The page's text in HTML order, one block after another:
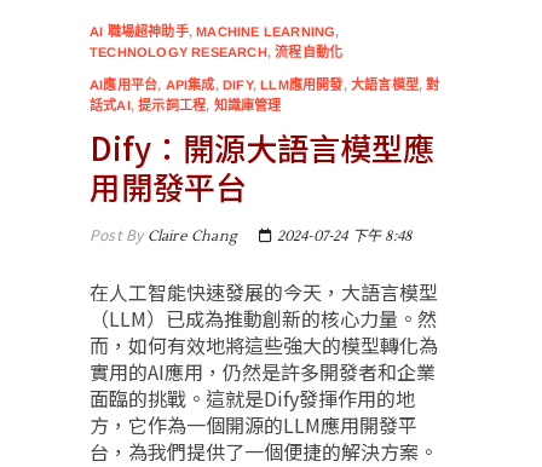
AI 職場超神助手,MACHINE LEARNING,
TECHNOLOGY RESEARCH,流程自動化
AI應用平台, API集成,DIFY,LLM應用開發,大語言模型,對
話式AI,提示詞工程, 知識庫管理
Dify：開源大語言模型應
用開發平台
Post ByClaire Chang 2024-07-24 下午 8:48
在人工智能快速發展的今天，大語言模型
（LLM）已成為推動創新的核心力量。然
而，如何有效地將這些強大的模型轉化為
實用的AI應用，仍然是許多開發者和企業
面臨的挑戰。這就是Dify發揮作用的地
方，它作為一個開源的LLM應用開發平
台，為我們提供了一個便捷的解決方案。